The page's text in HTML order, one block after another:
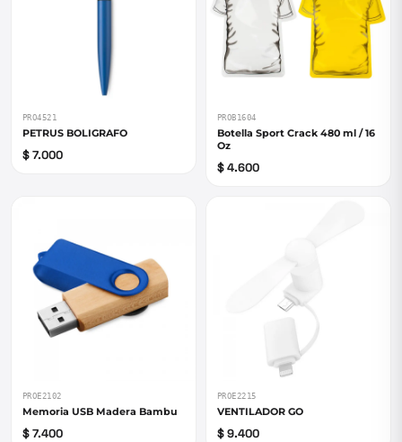
PRO4521
PETRUS BOLIGRAFO
$ 7.000
PROB1604
Botella Sport Crack 480 ml / 16
Oz
$ 4.600
PROE2102
Memoria USB Madera Bambu
$ 7.400
PROE2215
VENTILADOR GO
$ 9.400